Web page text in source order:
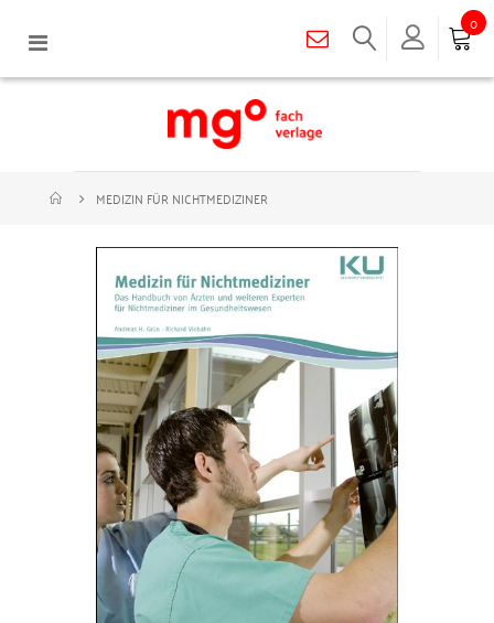
Navigation
0
MEDIZIN FÜR NICHTMEDIZINER